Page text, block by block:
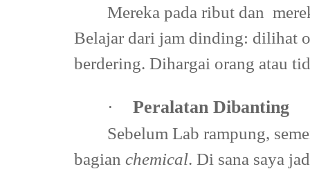
Mereka pada ribut dan
Belajar dari jam dinding: dilihat
berdering. Dihargai orang atau
· Peralatan Dibanting
Sebelum Lab rampung,
bagian chemical. Di sana saya